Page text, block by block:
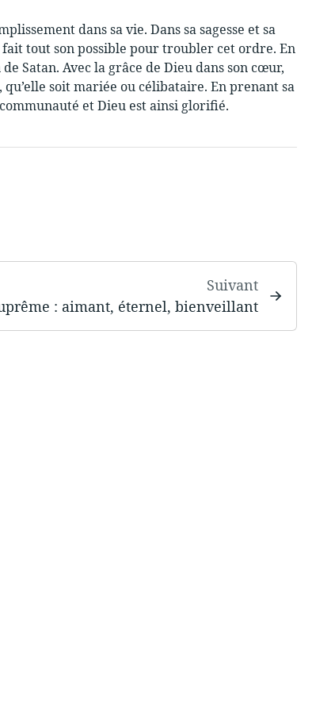
dans sa vie. Dans sa sagesse et sa
tout son possible pour troubler cet ordre. En
Satan. Avec la grâce de Dieu dans son cœur,
soit mariée ou célibataire. En prenant sa
et Dieu est ainsi glorifié.
Suivant
: aimant, éternel, bienveillant